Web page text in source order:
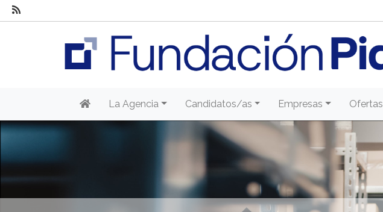
La Agencia Candidatos/as Empresas Ofertas